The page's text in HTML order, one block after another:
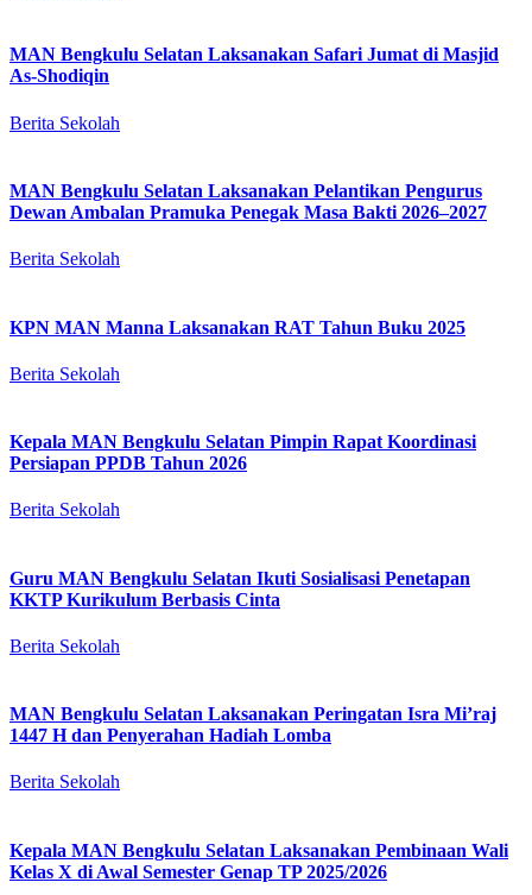
MAN Bengkulu Selatan Laksanakan Safari Jumat di Masjid
As-Shodiqin
Berita Sekolah
MAN Bengkulu Selatan Laksanakan Pelantikan Pengurus
Dewan Ambalan Pramuka Penegak Masa Bakti 2026–2027
Berita Sekolah
KPN MAN Manna Laksanakan RAT Tahun Buku 2025
Berita Sekolah
Kepala MAN Bengkulu Selatan Pimpin Rapat Koordinasi
Persiapan PPDB Tahun 2026
Berita Sekolah
Guru MAN Bengkulu Selatan Ikuti Sosialisasi Penetapan
KKTP Kurikulum Berbasis Cinta
Berita Sekolah
MAN Bengkulu Selatan Laksanakan Peringatan Isra Mi’raj
1447 H dan Penyerahan Hadiah Lomba
Berita Sekolah
Kepala MAN Bengkulu Selatan Laksanakan Pembinaan Wali
Kelas X di Awal Semester Genap TP 2025/2026